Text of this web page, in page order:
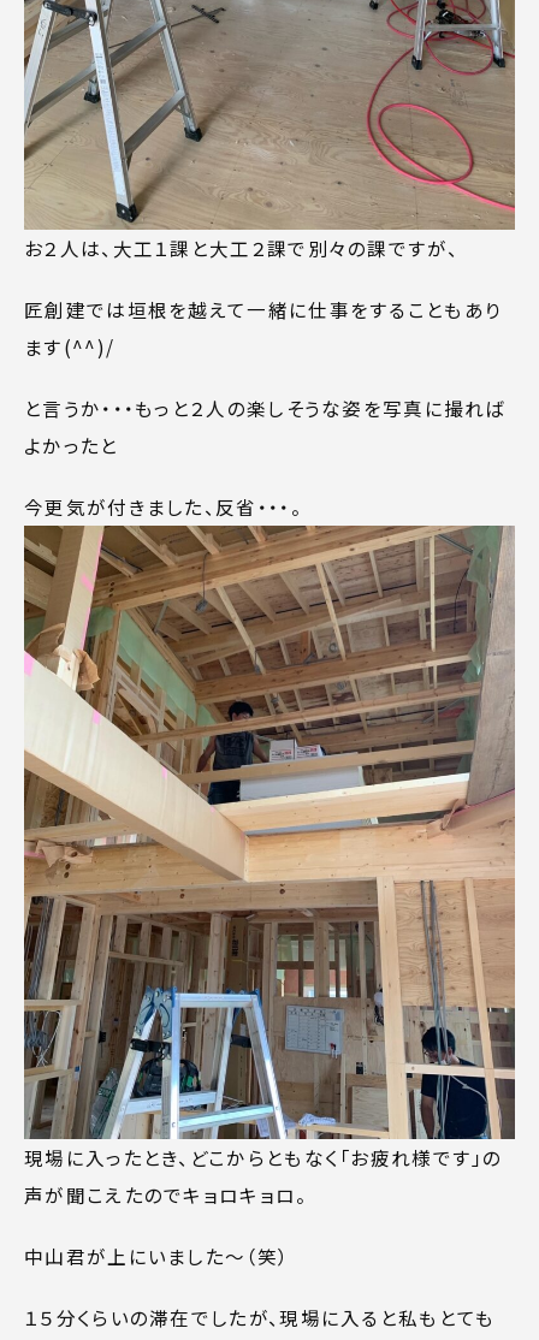
お２人は、大工１課と大工２課で別々の課ですが、
匠創建では垣根を越えて一緒に仕事をすることもあり
ます(^^)/
と言うか・・・もっと２人の楽しそうな姿を写真に撮れば
よかったと
今更気が付きました、反省・・・。
現場に入ったとき、どこからともなく「お疲れ様です」の
声が聞こえたのでキョロキョロ。
中山君が上にいました～（笑）
１５分くらいの滞在でしたが、現場に入ると私もとても